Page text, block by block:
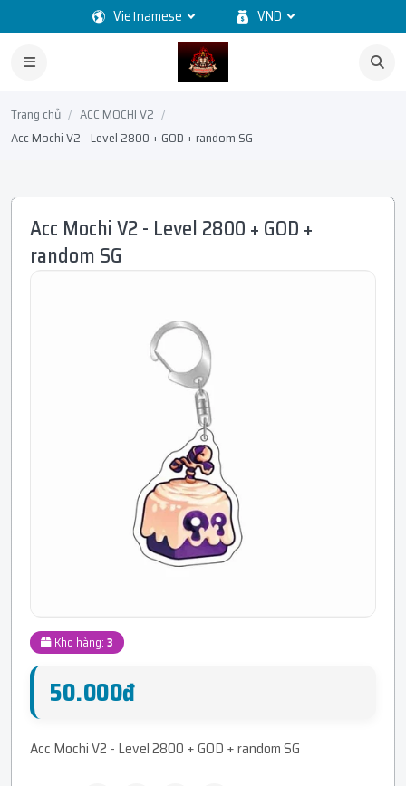
Vietnamese VND
Trang chủ
ACC MOCHI V2
Acc Mochi V2 - Level 2800 + GOD + random SG
Acc Mochi V2 - Level 2800 + GOD +
random SG
Kho hàng:3
50.000đ
Acc Mochi V2 - Level 2800 + GOD + random SG